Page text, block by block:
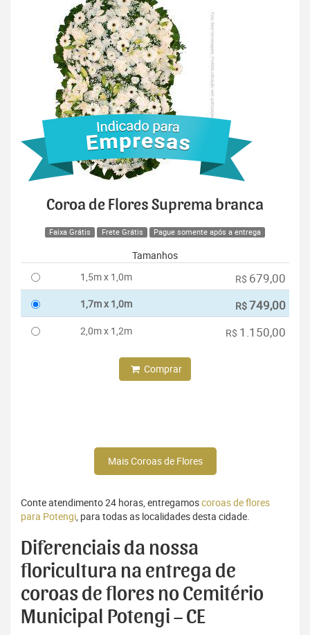
Coroa de Flores Suprema branca
Faixa Grátis Frete Grátis Pague somente após a entrega
Tamanhos
1,5m x 1,0m
R$ 679,00
1,7m x 1,0m R$749,00
2,0m x 1,2m R$ 1.150,00
Comprar
Mais Coroas de Flores
Conte atendimento 24 horas, entregamoscoroas de flores
para Potengi, para todas as localidades desta cidade.
Diferenciais da nossa
floricultura na entrega de
coroas de flores no Cemitério
Municipal Potengi – CE